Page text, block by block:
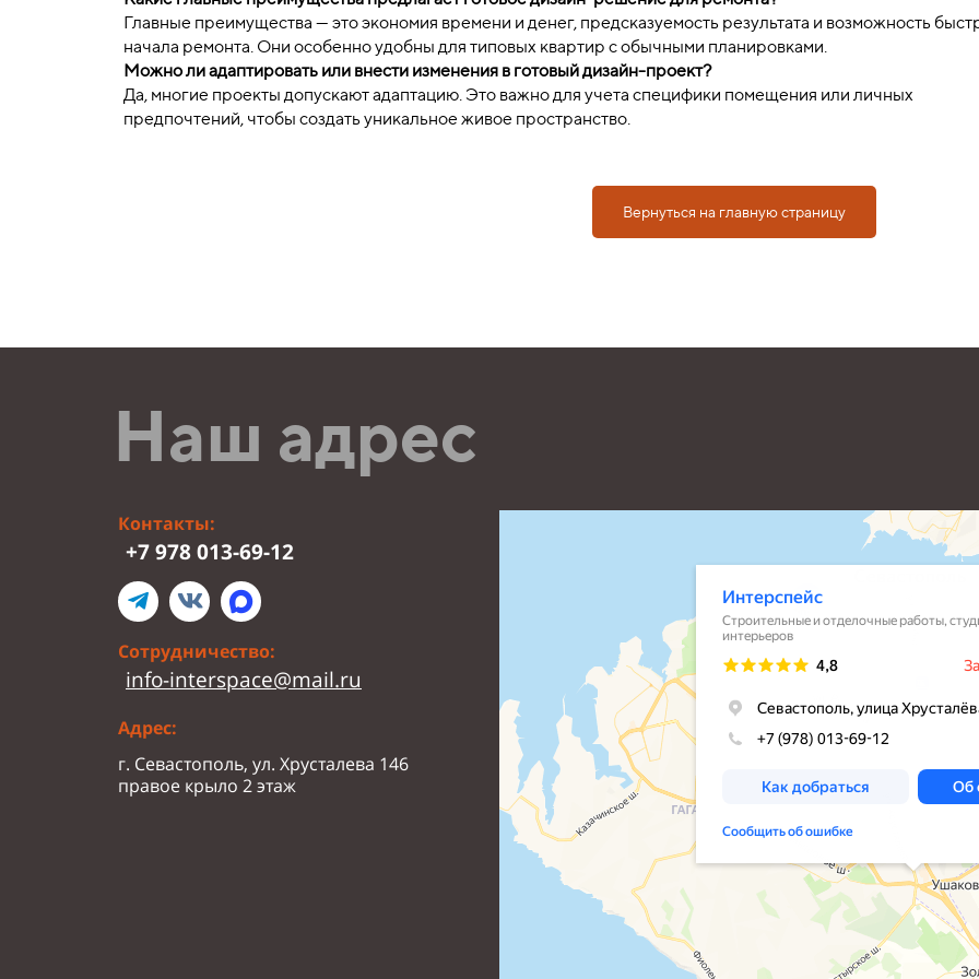
Главные преимущества — это экономия времени и денег, предсказуемость результата и возможность
начала ремонта. Они особенно удобны для типовых квартир с обычными планировками.
Можно ли адаптировать или внести изменения в готовый дизайн-проект?
Да, многие проекты допускают адаптацию. Это важно для учета специфики помещения или личных
предпочтений, чтобы создать уникальное живое пространство.
Вернуться на главную страницу
Наш адрес
Контакты:
+7 978 013-69-12
Сотрудничество:
info-interspace@mail.ru
Адрес:
г. Севастополь, ул. Хрусталева 146
правое крыло 2 этаж